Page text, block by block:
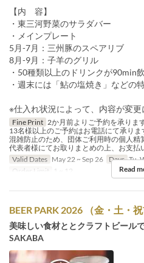
【内 容】
・東三河野菜のサラダバー
・メインプレート
5月-7月：三州豚のスペアリブ
8月-9月：子羊のグリル
・50種類以上のドリンクが90min
・週末には「鮎の塩焼き」などの
※仕入れ状況によって、内容が変更
Fine Print 2か月前よりご予約を承ります
13名様以上のご予約はお電話にて承りま
混雑防止のため、団体ご利用時の個人精
代表者様にてお取りまとめの上、お支払
Valid Dates May 22 ~ Sep 26 Days Tu,
Order Limit
1 ~ 12 Read
BEER PARK 2026 （金・土・祝
美味しい食材ととクラフトビール
SAKABA